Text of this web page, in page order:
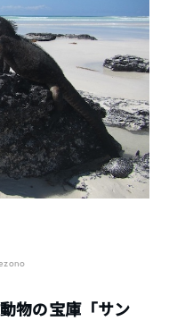
物の宝庫「サン